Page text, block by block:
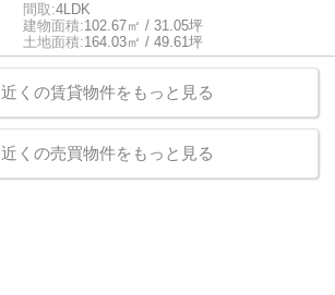
間取:4LDK
建物面積:102.67㎡ / 31.05坪
土地面積:164.03㎡ / 49.61坪
近くの賃貸物件をもっと見る
近くの売買物件をもっと見る